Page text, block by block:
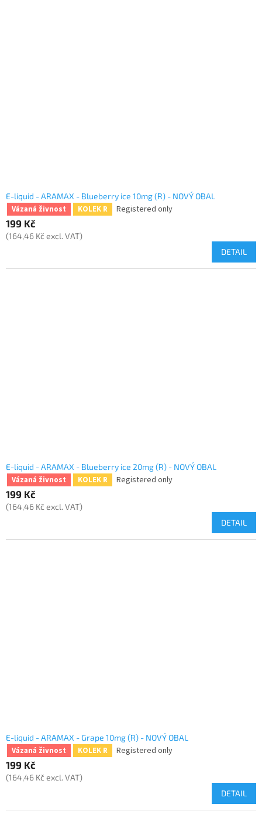
E-liquid - ARAMAX - Blueberry ice 10mg (R) - NOVÝ OBAL
Vázaná živnost KOLEK R
Registered only
199 Kč
(164,46 Kč excl. VAT)
DETAIL
E-liquid - ARAMAX - Blueberry ice 20mg (R) - NOVÝ OBAL
Vázaná živnost KOLEK R
Registered only
199 Kč
(164,46 Kč excl. VAT)
DETAIL
E-liquid - ARAMAX - Grape 10mg (R) - NOVÝ OBAL
Vázaná živnost KOLEK R
Registered only
199 Kč
(164,46 Kč excl. VAT)
DETAIL